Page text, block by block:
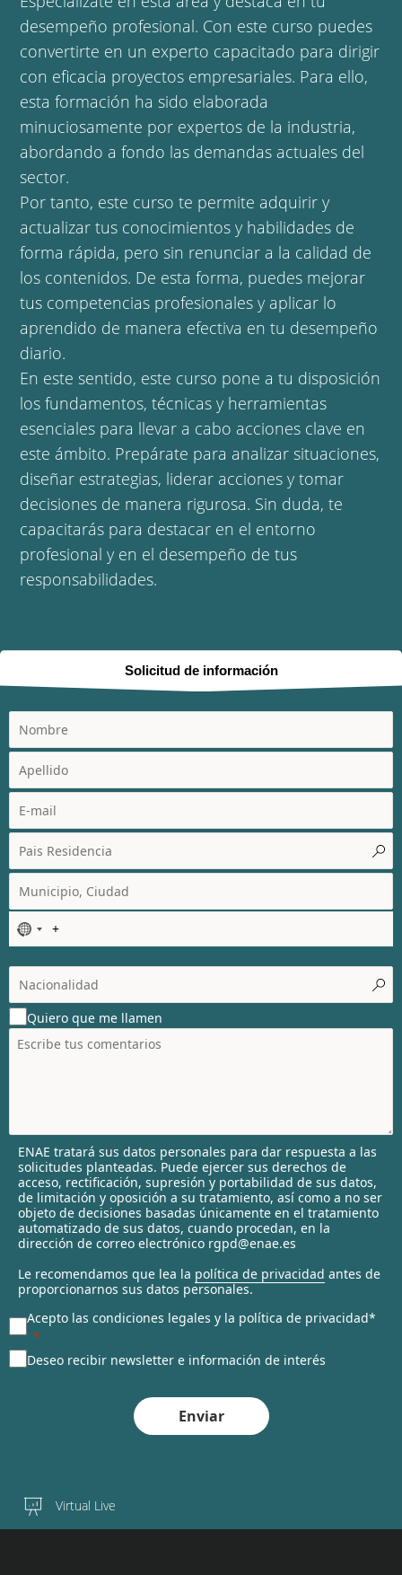
desempeño profesional. Con este curso puedes
convertirte en un experto capacitado para dirigir
con eficacia proyectos empresariales. Para ello,
esta formación ha sido elaborada
minuciosamente por expertos de la industria,
abordando a fondo las demandas actuales del
sector.
Por tanto, este curso te permite adquirir y
actualizar tus conocimientos y habilidades de
forma rápida, pero sin renunciar a la calidad de
los contenidos. De esta forma, puedes mejorar
tus competencias profesionales y aplicar lo
aprendido de manera efectiva en tu desempeño
diario.
En este sentido, este curso pone a tu disposición
los fundamentos, técnicas y herramientas
esenciales para llevar a cabo acciones clave en
este ámbito. Prepárate para analizar situaciones,
diseñar estrategias, liderar acciones y tomar
decisiones de manera rigurosa. Sin duda, te
capacitarás para destacar en el entorno
profesional y en el desempeño de tus
responsabilidades.
Solicitud de información
N
o
c
o
u
n
t
l
e
c
t
e
d
Quiero que me llamen
ENAE tratará sus datos personales para dar respuesta a las
solicitudes planteadas. Puede ejercer sus derechos de
acceso, rectificación, supresión y portabilidad de sus datos,
de limitación y oposición a su tratamiento, así como a no ser
objeto de decisiones basadas únicamente en el tratamiento
automatizado de sus datos, cuando procedan, en la
dirección de correo electrónico rgpd@enae.es
Le recomendamos que lea la política de privacidad antes de
proporcionarnos sus datos personales.
Acepto las condiciones legales y la política de privacidad*
Deseo recibir newsletter e información de interés
Enviar
Virtual Live